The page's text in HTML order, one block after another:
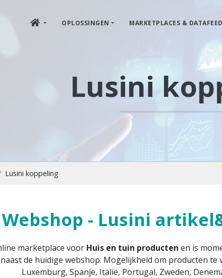
OPLOSSINGEN MARKETPLACES &
Lusini
Lusini koppeling
Webshop - Lusini
marketplace voor Huis en tuin producten en is
de huidige webshop. Mogelijkheid om producten
Luxemburg, Spanje, Italië, Portugal, Zweden,